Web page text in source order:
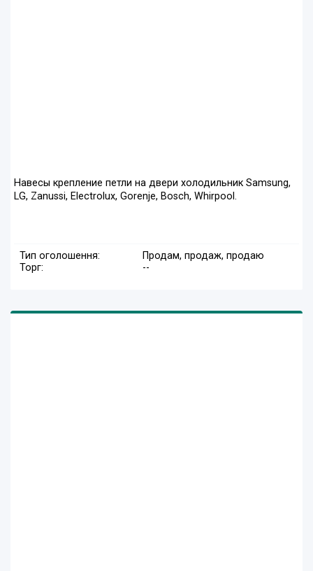
Навесы крепление петли на двери холодильник Samsung,
LG, Zanussi, Electrolux, Gorenje, Bosch, Whirpool.
Тип оголошення:
Продам, продаж, продаю
Торг:
--